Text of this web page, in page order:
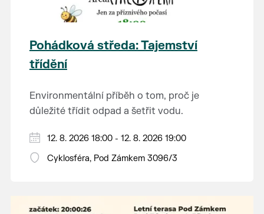
Pohádková středa: Tajemství
třídění
Environmentální příběh o tom, proč je
důležité třídit odpad a šetřit vodu.
Hraje se jen za příznivého počasí.
Vstupné dobrovolné.
12. 8. 2026 18:00 - 12. 8. 2026 19:00
Cyklosféra, Pod Zámkem 3096/3